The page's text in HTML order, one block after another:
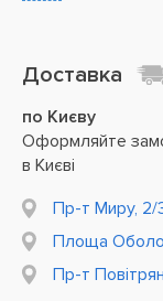
Доставка
по Києву
Оформляйте
в Києві
Пр-т Миру, 2/
Площа
Пр-т